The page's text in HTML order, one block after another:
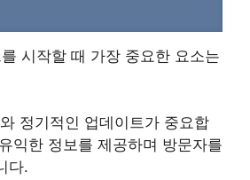
시작할 때 가장 중요한 요소는
정기적인 업데이트가 중요합
익한 정보를 제공하며 방문자를
다.